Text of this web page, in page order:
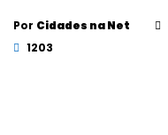
Por Cidades na Net
1203